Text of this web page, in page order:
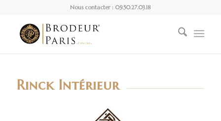
Nous contacter : 09.50.27.03.18
Rinck Intérieur